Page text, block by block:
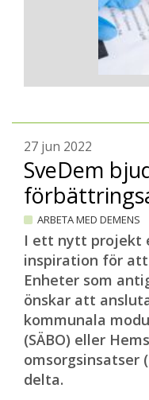
27 jun 2022
SveDem
ARBETA MED DEMENS
I ett nytt projekt
inspiration för
Enheter som
önskar att
kommunala
(SÄBO) eller
omsorgsinsatser
delta.